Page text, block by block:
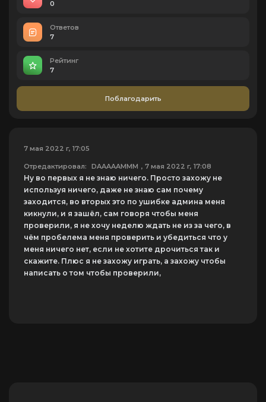
0
Ответов
7
Рейтинг
7
Поблагодарить
7 мая 2022 г, 17:05
Отредактировал: DAAAAAMMM , 7 мая 2022 г, 17:08
Ну во первых я не знаю ничего. Просто захожу не
используя ничего, даже не знаю сам почему
заходится, во вторых это по ушибке админа меня
кикнули, и я зашёл, сам говоря чтобы меня
проверили, я не хочу неделю ждать не из за чего, в
чём пробелема меня проверить и убедиться что у
меня ничего нет, если не хотите дрочиться так и
скажите. Плюс я не захожу играть, а захожу чтобы
написать о том чтобы проверили,